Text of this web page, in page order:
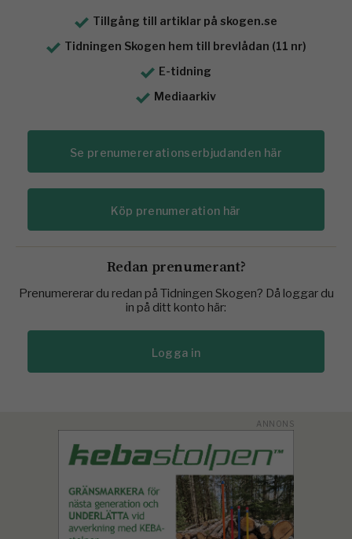
Tillgång till artiklar på skogen.se
Tidningen Skogen hem till brevlådan (11 nr)
E-tidning
Mediaarkiv
Se prenumererationserbjudanden här
Köp prenumeration här
Redan prenumerant?
Prenumererar du redan på Tidningen Skogen? Då loggar du
in på ditt konto här:
Logga in